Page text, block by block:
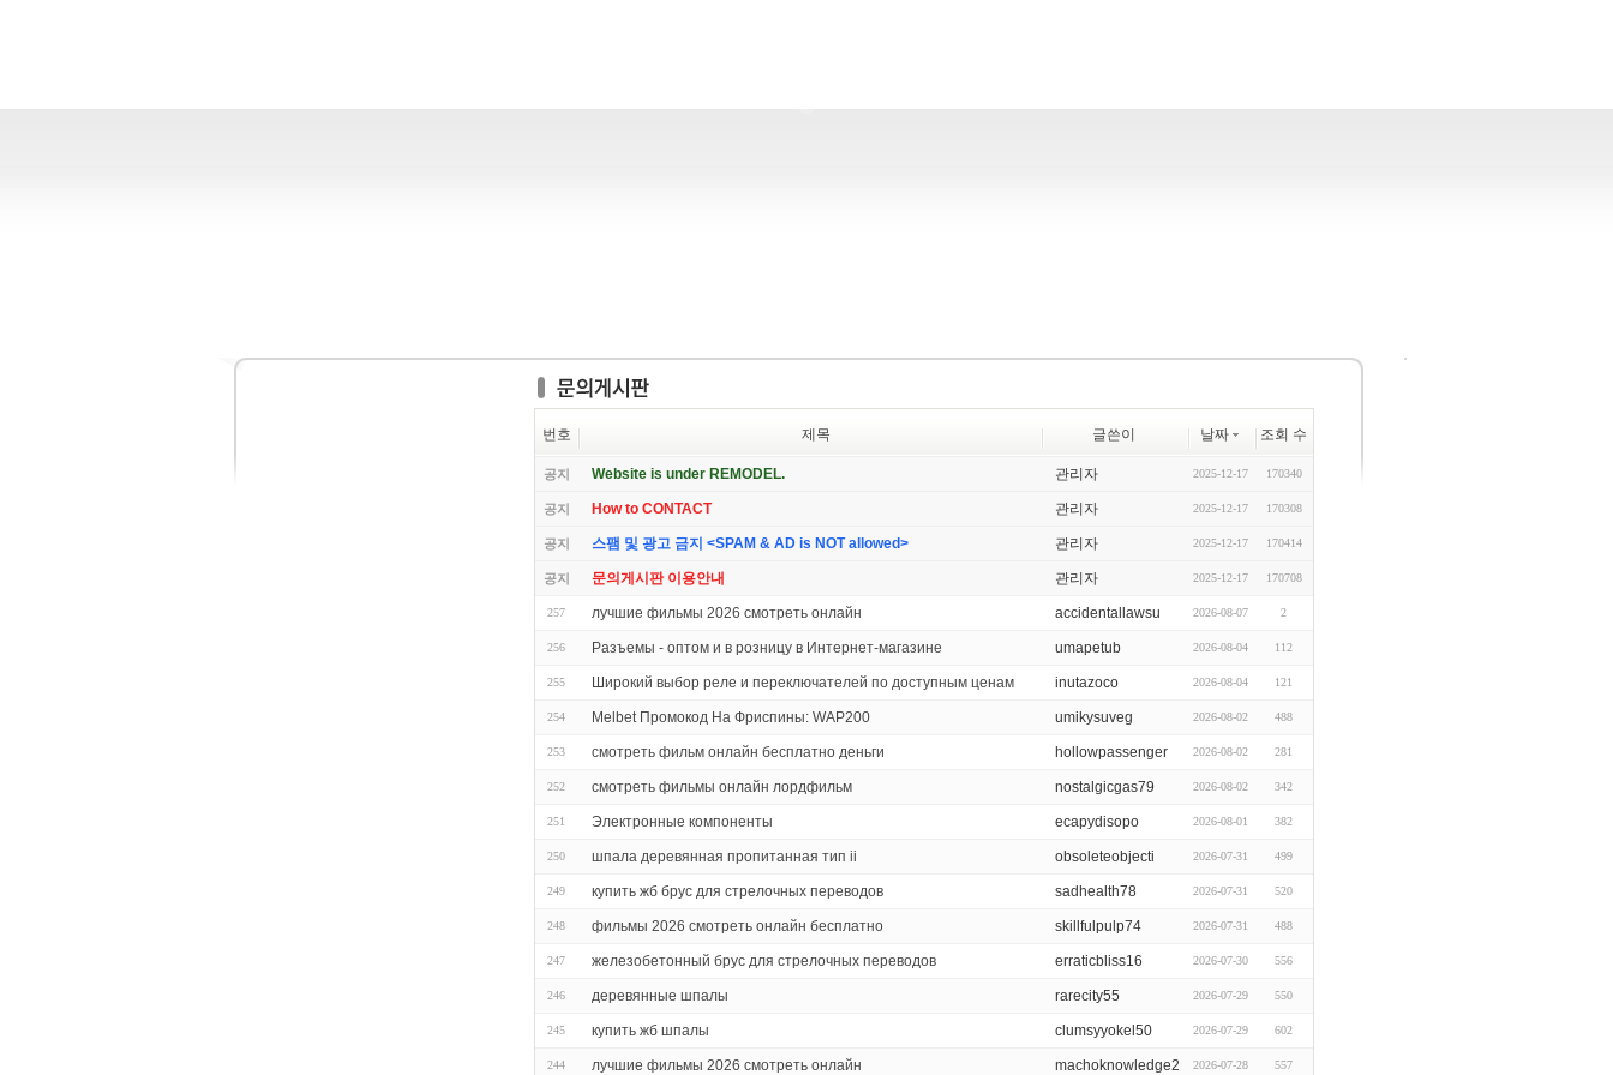
번호 제목 글쓴이 날짜 조회 수
공지 Website is under REMODEL. 관리자 2025-12-17 170340
공지 How to CONTACT 관리자 2025-12-17 170308
공지 스팸 및 광고 금지 <SPAM & AD is NOT allowed> 관리자 2025-12-17 170414
공지 문의게시판 이용안내 관리자 2025-12-17 170708
257 лучшие фильмы 2026 смотреть онлайн accidentallawsu 2026-08-07 2
256 Разъемы - оптом и в розницу в Интернет-магазине umapetub 2026-08-04 112
255 Широкий выбор реле и переключателей по доступным ценам inutazoco 2026-08-04 121
254 Melbet Промокод На Фриспины: WAP200 umikysuveg 2026-08-02 488
253 смотреть фильм онлайн бесплатно деньги hollowpassenger 2026-08-02 281
252 смотреть фильмы онлайн лордфильм nostalgicgas79 2026-08-02 342
251 Электронные компоненты ecapydisopo 2026-08-01 382
250 шпала деревянная пропитанная тип ii obsoleteobjecti 2026-07-31 499
249 купить жб брус для стрелочных переводов sadhealth78 2026-07-31 520
248 фильмы 2026 смотреть онлайн бесплатно skillfulpulp74 2026-07-31 488
247 железобетонный брус для стрелочных переводов erraticbliss16 2026-07-30 556
246 деревянные шпалы rarecity55 2026-07-29 550
245 купить жб шпалы clumsyyokel50 2026-07-29 602
244 лучшие фильмы 2026 смотреть онлайн machoknowledge2 2026-07-28 557